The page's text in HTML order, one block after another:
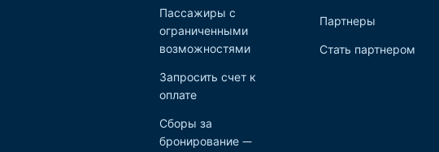
Пассажиры с
ограниченными
возможностями
Запросить счет к
оплате
Сборы за
бронирование —
Партнеры
Стать партнером